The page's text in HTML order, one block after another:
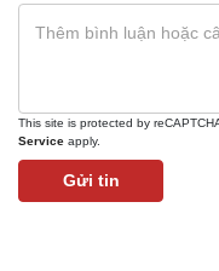
This site is protected by
Service apply.
Gửi tin